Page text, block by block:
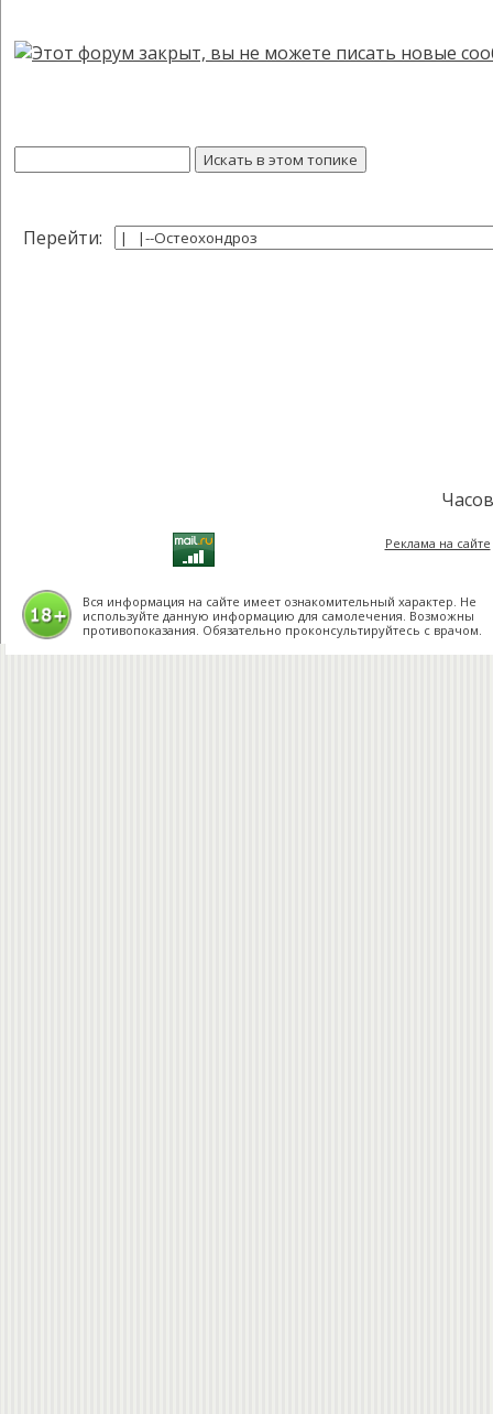
Перейти:
Реклама на сайте
Вся информация на сайте имеет ознакомительный характер. Не
используйте данную информацию для самолечения. Возможны
противопоказания. Обязательно проконсультируйтесь с врачом.